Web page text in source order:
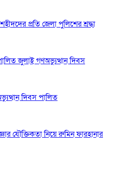
প্রতি জেলা পুলিশের শ্রদ্ধা
জুলাই গণঅভ্যুত্থান দিবস
দিবস পালিত
যৌক্তিকতা নিয়ে রুমিন ফারহানার